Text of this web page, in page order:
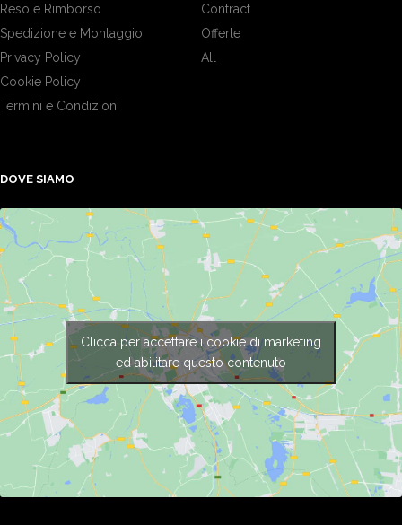
Reso e Rimborso
Spedizione e Montaggio
Privacy Policy
Cookie Policy
Termini e Condizioni
Contract
Offerte
All
DOVE SIAMO
Clicca per accettare i cookie di marketing
ed abilitare questo contenuto